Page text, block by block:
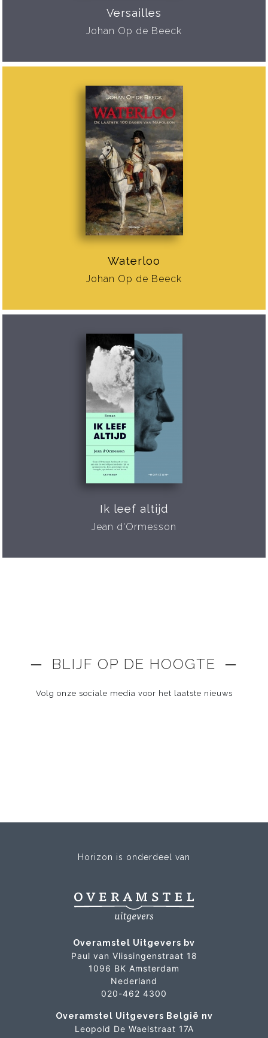
Versailles
Johan Op de Beeck
Waterloo
Johan Op de Beeck
Ik leef altijd
Jean d'Ormesson
─ BLIJF OP DE HOOGTE ─
Volg onze sociale media voor het laatste nieuws
Horizon is onderdeel van
Overamstel Uitgevers bv
Paul van Vlissingenstraat 18
1096 BK Amsterdam
Nederland
020-462 4300
Overamstel Uitgevers België nv
Leopold De Waelstraat 17A